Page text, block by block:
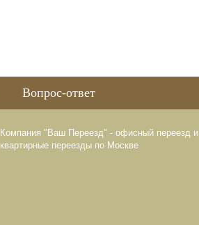
Вопрос-ответ
Компания "Ваш Переезд" - офисный переезд и
квартирные переезды по Москве